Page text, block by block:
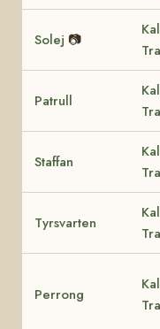
Solej 📷
Patrull
Staffan
Tyrsvarten
Perrong